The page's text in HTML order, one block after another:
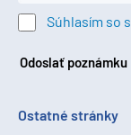
Súhlasím so
Odoslať poznámku
Ostatné stránky